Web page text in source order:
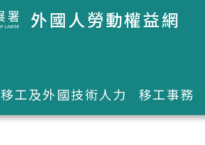
外國人勞動權益網
移工及外國技術人力 移工事務